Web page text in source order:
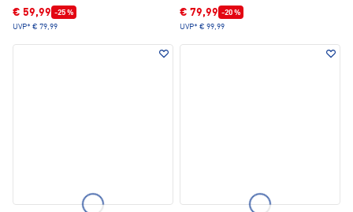
€ 59,99 -25 %
UVP* € 79,99
€ 79,99 -20 %
UVP* € 99,99